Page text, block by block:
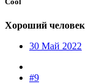
Хороший человек
30 Май 2022
#9